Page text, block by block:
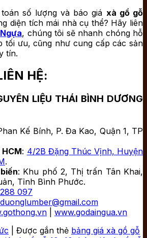
số lượng và báo giá xà gồ gỗ
diện tích mái nhà cụ thể? Hãy liên
, chúng tôi sẽ nhanh chóng hỗ
tối ưu, cũng như cung cấp các sản
tín.
HỆ:
LIỆU THÁI BÌNH DƯƠNG
Kế Bính, P. Đa Kao, Quận 1, TP
: 4/2B Đặng Thúc Vịnh, Huyện
.
: Khu phố 2, Thị trấn Tân Khai,
Tỉnh Bình Phước.
097
www.godaingua.vn
Được gắn thẻ bảng giá xà gồ gỗ